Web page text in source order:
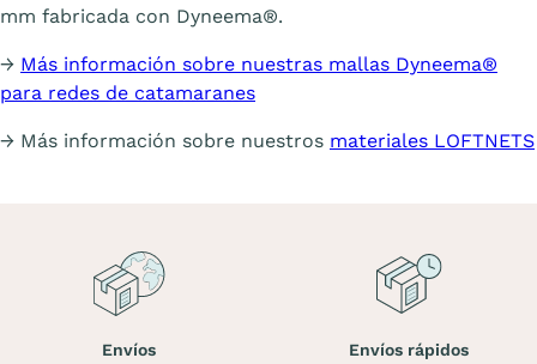
mm fabricada con Dyneema®.
→ Más información sobre nuestras mallas Dyneema®
para redes de catamaranes
→ Más información sobre nuestros materiales LOFTNETS
Envíos
Envíos rápidos